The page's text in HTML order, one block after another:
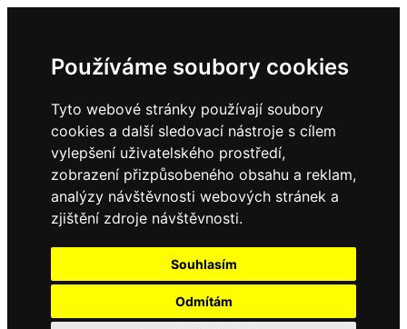
Používáme soubory cookies
Tyto webové stránky používají soubory
cookies a další sledovací nástroje s cílem
vylepšení uživatelského prostředí,
zobrazení přizpůsobeného obsahu a reklam,
analýzy návštěvnosti webových stránek a
zjištění zdroje návštěvnosti.
Souhlasím
Odmítám